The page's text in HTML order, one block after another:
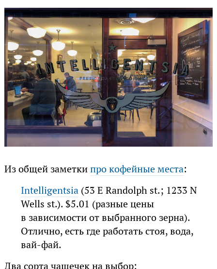
Из общей заметкипро кофейные места:
Intelligentsia (53 E Randolph st.; 1233 N
Wells st.). $5.01 (разные цены
в зависимости от выбранного зерна).
Отлично, есть где работать стоя, вода,
вай-фай.
Два сорта чашечек на выбор: